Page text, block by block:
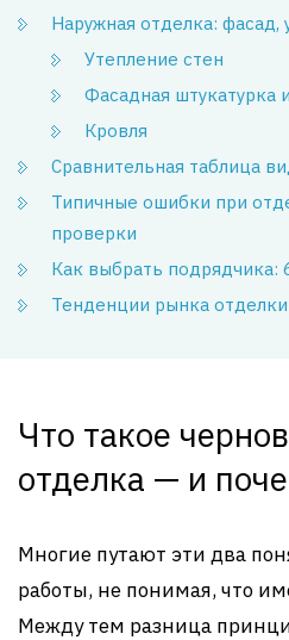
Наружная отделка: фасад,
Утепление стен
Фасадная штукатурка
Кровля
Сравнительная таблица
Типичные ошибки при
проверки
Как выбрать подрядчика:
Тенденции рынка
Что такое
отделка — и
Многие путают эти два
работы, не понимая, что
Между тем разница